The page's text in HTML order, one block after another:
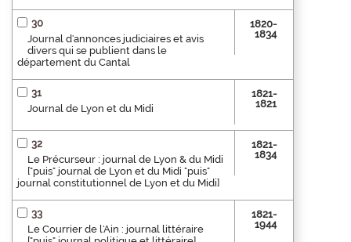
30
Journal d'annonces judiciaires et avis
divers qui se publient dans le
département du Cantal
1820-
1834
31
Journal de Lyon et du Midi
1821-
1821
32
Le Précurseur : journal de Lyon & du Midi
["puis" journal de Lyon et du Midi "puis"
journal constitutionnel de Lyon et du Midi]
1821-
1834
33
Le Courrier de l'Ain : journal littéraire
1821-
1944